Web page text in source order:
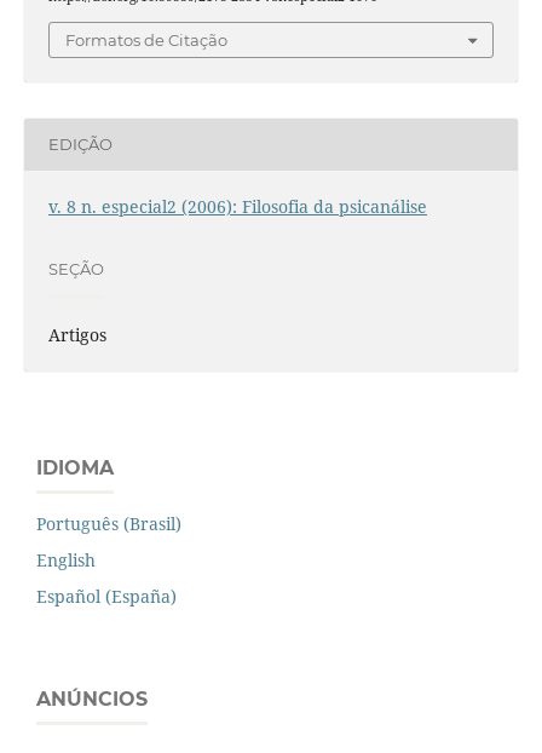
Formatos de Citação
EDIÇÃO
v. 8 n. especial2 (2006): Filosofia da psicanálise
SEÇÃO
Artigos
IDIOMA
Português (Brasil)
English
Español (España)
ANÚNCIOS